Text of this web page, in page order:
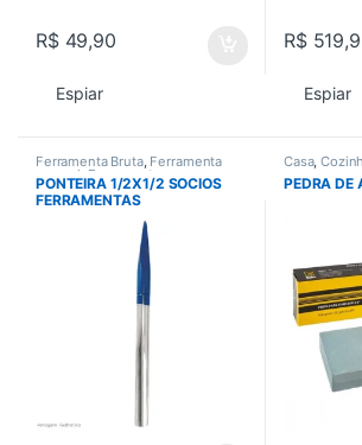
R$49,90
Espiar
R$
Espiar
Ferramenta Bruta, Ferramenta
manual,Ferramentas
Ferramentas em Geral,Todos
PONTEIRA 1/2X1/2 SOCIOS
FERRAMENTAS
Casa,
PEDRA DE